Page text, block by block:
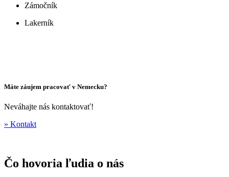
Zámočník
Lakerník
Máte záujem pracovať v Nemecku?
Neváhajte nás kontaktovať!
» Kontakt
Čo hovoria ľudia o nás